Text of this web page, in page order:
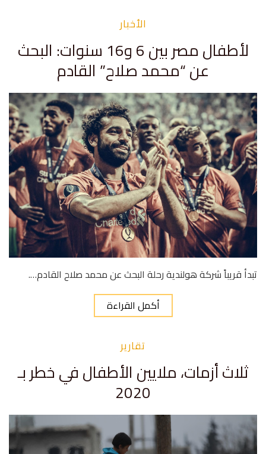
الأخبار
لأطفال مصر بين 6 و16 سنوات: البحث
عن “محمد صلاح” القادم
تبدأ قريباً شركة هولندية رحلة البحث عن محمد صلاح القادم….
أكمل القراءة
تقارير
ثلاث أزمات، ملايين الأطفال في خطر بـ
2020